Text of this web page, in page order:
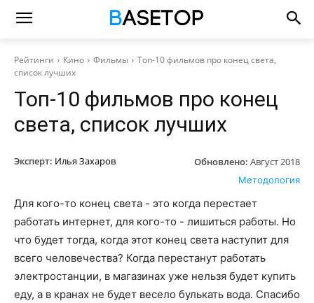
Рейтинги Кино Фильмы
Топ-10 фильмов про конец света,
список лучших
Топ-10 фильмов про конец
света, список лучших
Эксперт: Илья Захаров Обновлено: Август 2018
Методология
Для кого-то конец света - это когда перестает
работать интернет, для кого-то - лишиться работы. Но
что будет тогда, когда этот конец света наступит для
всего человечества? Когда перестанут работать
электростанции, в магазинах уже нельзя будет купить
еду, а в кранах не будет весело булькать вода. Спасибо